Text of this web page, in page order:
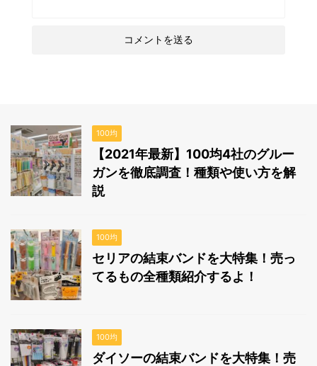
100均
【2021年最新】100均4社のグルー
ガンを徹底調査！種類や使い方を解
説
100均
セリアの結束バンドを大特集！売っ
てるもの全種類紹介するよ！
100均
ダイソーの結束バンドを大特集！売